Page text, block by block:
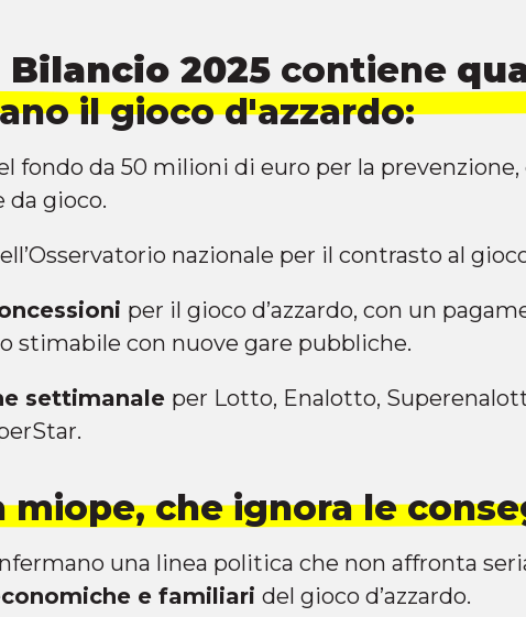
2025 contiene
il gioco d'azzardo:
fondo da 50 milioni di euro per la
da gioco.
nazionale per il contrasto al
per il gioco d’azzardo, con un
stimabile con nuove gare pubbliche.
settimanale per Lotto, Enalotto,
miope, che ignora le
una linea politica che non affronta
e familiari del gioco d’azzardo.